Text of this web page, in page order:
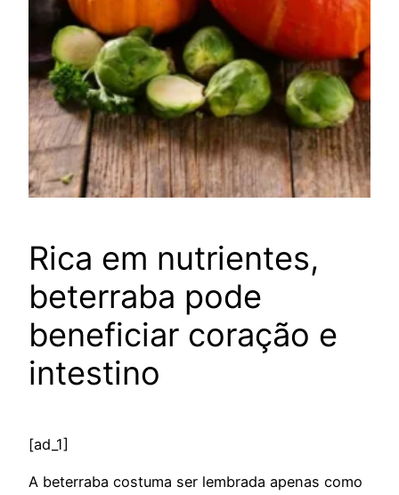
Rica em nutrientes,
beterraba pode
beneficiar coração e
intestino
[ad_1]
A beterraba costuma ser lembrada apenas como